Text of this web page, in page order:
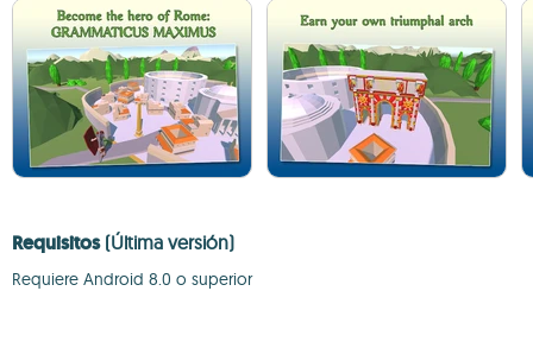
Requisitos (Última versión)
Requiere Android 8.0 o superior